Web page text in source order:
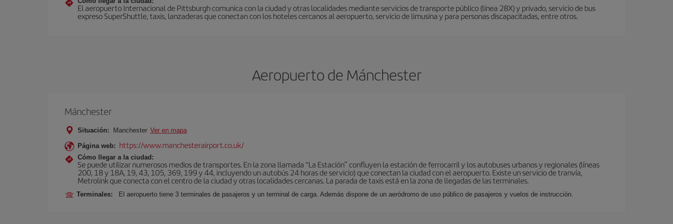
El aeropuerto Internacional de Pittsburgh comunica con la ciudad y otras localidades mediante servicios de transporte público (línea 28X) y privado, servicio de bus
expreso SuperShuttle, taxis, lanzaderas que conectan con los hoteles cercanos al aeropuerto, servicio de limusina y para personas discapacitadas, entre otros.
Aeropuerto de Mánchester
Mánchester
Situación: Manchester Ver en mapa
Página web: https://www.manchesterairport.co.uk/
Cómo llegar a la ciudad:
Se puede utilizar numerosos medios de transportes. En la zona llamada “La Estación” confluyen la estación de ferrocarril y los autobuses urbanos y regionales (líneas
200, 18 y 18A, 19, 43, 105, 369, 199 y 44, incluyendo un autobús 24 horas de servicio) que conectan la ciudad con el aeropuerto. Existe un servicio de tranvía,
Metrolink que conecta con el centro de la ciudad y otras localidades cercanas. La parada de taxis está en la zona de llegadas de las terminales.
Terminales: El aeropuerto tiene 3 terminales de pasajeros y un terminal de carga. Además dispone de un aeródromo de uso público de pasajeros y vuelos de instrucción.